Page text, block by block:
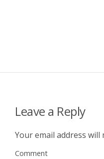
Leave a Reply
Your email address will
Comment